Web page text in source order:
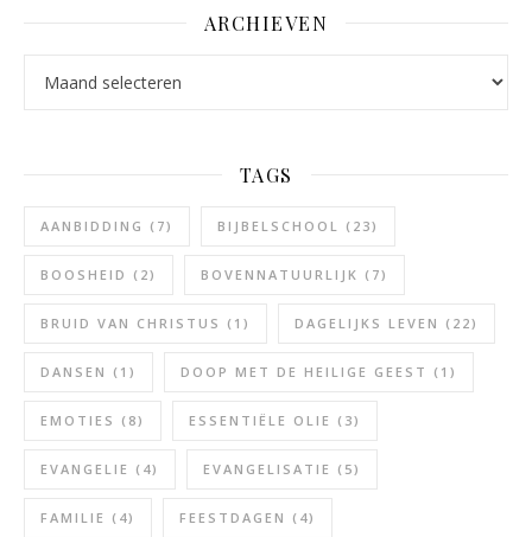
ARCHIEVEN
TAGS
AANBIDDING (7) BIJBELSCHOOL (23)
BOOSHEID (2) BOVENNATUURLIJK (7)
BRUID VAN CHRISTUS (1) DAGELIJKS LEVEN (22)
DANSEN (1) DOOP MET DE HEILIGE GEEST (1)
EMOTIES (8) ESSENTIËLE OLIE (3)
EVANGELIE (4) EVANGELISATIE (5)
FAMILIE (4) FEESTDAGEN (4)